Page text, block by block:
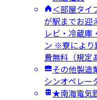
＜部屋タイ
が駅までお迎
レビ・冷蔵庫
ン ※寮により
費無料（規定
その他製造
シンオペレー
★南海電気